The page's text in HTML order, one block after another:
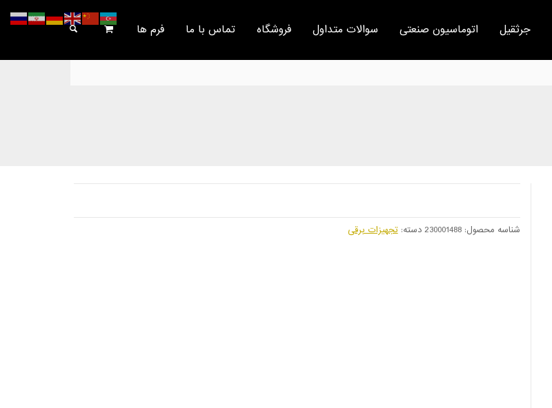
جرثقیل اتوماسیون صنعتی سوالات متداول فروشگاه تماس با ما فرم ها
شناسه محصول:230001488 دسته:تجهیزات برقی